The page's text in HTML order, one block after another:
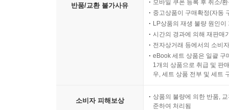
반품/교환 불가사유
모바일 쿠폰 등록 후 취소/
중고상품이 구매확정(자동
LP상품의 재생 불량 원인
시간의 경과에 의해 재판매
전자상거래 등에서의 소비
eBook 세트 상품은 일괄 구
1개의 상품으로 취급 및 판
우, 세트 상품 전부 및 세트
소비자 피해보상
상품의 불량에 의한 반품,
준하여 처리됨